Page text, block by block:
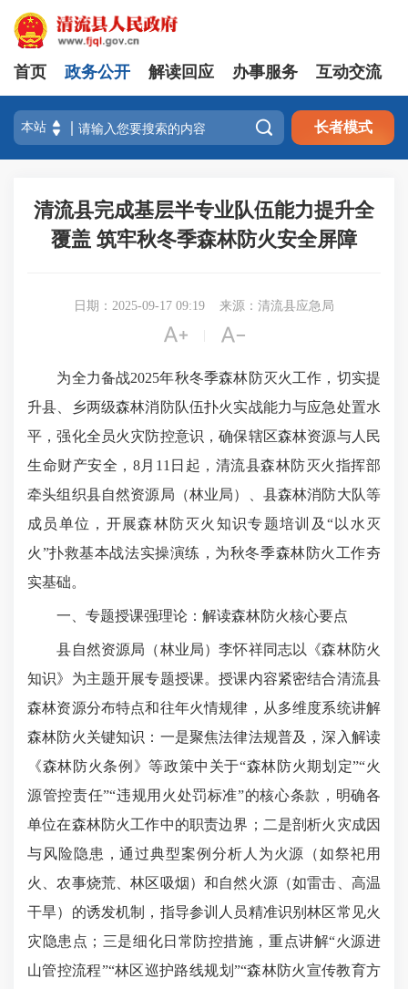
首页 政务公开 解读回应 办事服务 互动交流
 长者模式
清流县完成基层半专业队伍能力提升全
覆盖 筑牢秋冬季森林防火安全屏障
日期：2025-09-17 09:19 来源：清流县应急局
 
为全力备战2025年秋冬季森林防灭火工作，切实提
升县、乡两级森林消防队伍扑火实战能力与应急处置水
平，强化全员火灾防控意识，确保辖区森林资源与人民
生命财产安全，8月11日起，清流县森林防灭火指挥部
牵头组织县自然资源局（林业局）、县森林消防大队等
成员单位，开展森林防灭火知识专题培训及“以水灭
火”扑救基本战法实操演练，为秋冬季森林防火工作夯
实基础。
一、专题授课强理论：解读森林防火核心要点
县自然资源局（林业局）李怀祥同志以《森林防火
知识》为主题开展专题授课。授课内容紧密结合清流县
森林资源分布特点和往年火情规律，从多维度系统讲解
森林防火关键知识：一是聚焦法律法规普及，深入解读
《森林防火条例》等政策中关于“森林防火期划定”“火
源管控责任”“违规用火处罚标准”的核心条款，明确各
单位在森林防火工作中的职责边界；二是剖析火灾成因
与风险隐患，通过典型案例分析人为火源（如祭祀用
火、农事烧荒、林区吸烟）和自然火源（如雷击、高温
干旱）的诱发机制，指导参训人员精准识别林区常见火
灾隐患点；三是细化日常防控措施，重点讲解“火源进
山管控流程”“林区巡护路线规划”“森林防火宣传教育方